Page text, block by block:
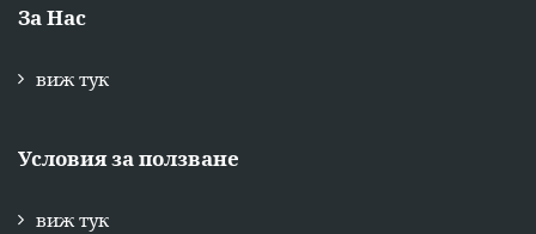
За Нас
виж тук
Условия за ползване
виж тук